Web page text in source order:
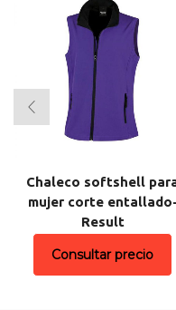
Chaleco softshell
mujer corte entallado-
Result
Consultar precio